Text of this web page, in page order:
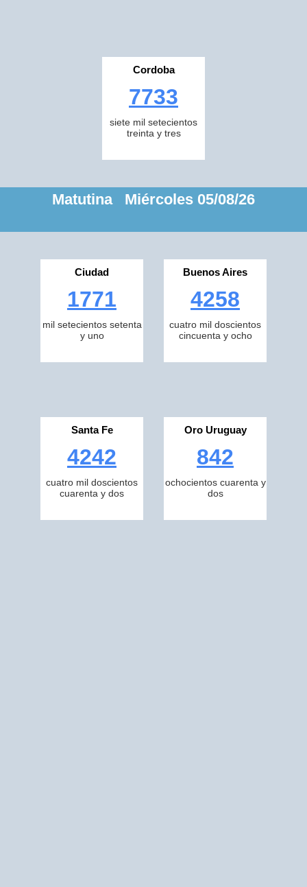
Cordoba
7733
siete mil setecientos
treinta y tres
Matutina Miércoles 05/08/26
Ciudad
1771
mil setecientos setenta
y uno
Buenos Aires
4258
cuatro mil doscientos
cincuenta y ocho
Santa Fe
4242
cuatro mil doscientos
cuarenta y dos
Oro Uruguay
842
ochocientos cuarenta y
dos